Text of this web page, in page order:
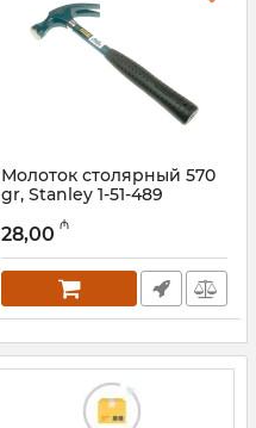
Молоток столярный 570
gr, Stanley 1-51-489
28,00 ₼